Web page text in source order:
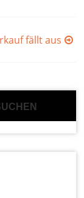
fällt aus